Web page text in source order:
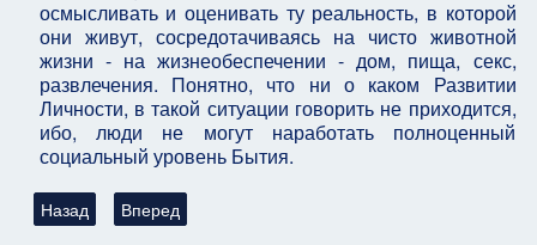
осмысливать и оценивать ту реальность, в которой
они живут, сосредотачиваясь на чисто животной
жизни - на жизнеобеспечении - дом, пища, секс,
развлечения. Понятно, что ни о каком Развитии
Личности, в такой ситуации говорить не приходится,
ибо, люди не могут наработать полноценный
социальный уровень Бытия.
Предыдущий: Глава: Продолжение о Сексе, о Любви и о
Назад Следующий: Ора, к главе "Что такое Сознание...", о
Вперед